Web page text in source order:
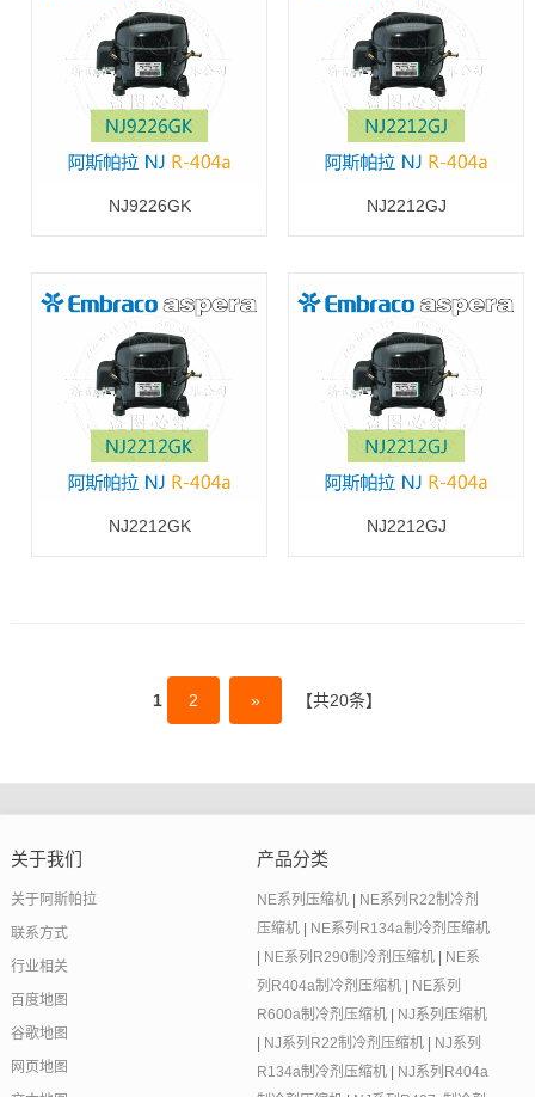
NJ9226GK NJ2212GJ
NJ2212GK NJ2212GJ
1 2 » 【共20条】
关于我们
关于阿斯帕拉
联系方式
行业相关
百度地图
谷歌地图
网页地图
产品分类
NE系列压缩机
NE系列R22制冷剂
压缩机
NE系列R134a制冷剂压缩机
NE系列R290制冷剂压缩机
NE系
列R404a制冷剂压缩机
NE系列
R600a制冷剂压缩机
NJ系列压缩机
NJ系列R22制冷剂压缩机
NJ系列
R134a制冷剂压缩机
NJ系列R404a